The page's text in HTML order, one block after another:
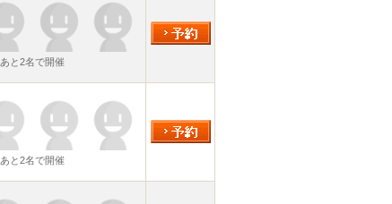
あと2名で開催
あと2名で開催